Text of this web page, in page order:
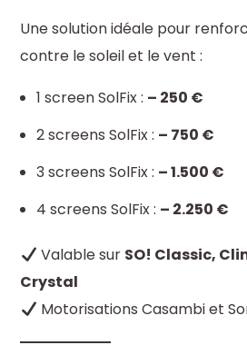
Une solution idéale pour
contre le soleil et le vent :
1 screen SolFix : – 250 €
2 screens SolFix : – 750 €
3 screens SolFix : – 1.500 €
4 screens SolFix : – 2.250 €
Valable sur SO! Classic,
Crystal
Motorisations Casambi et